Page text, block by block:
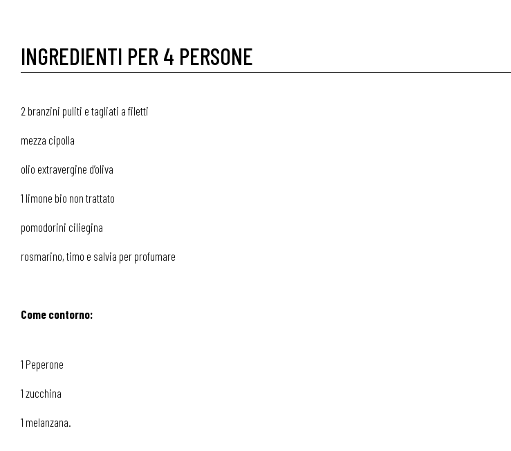
INGREDIENTI PER 4 PERSONE
2 branzini puliti e tagliati a filetti
mezza cipolla
olio extravergine d’oliva
1 limone bio non trattato
pomodorini ciliegina
rosmarino, timo e salvia per profumare
Come contorno:
1 Peperone
1 zucchina
1 melanzana.